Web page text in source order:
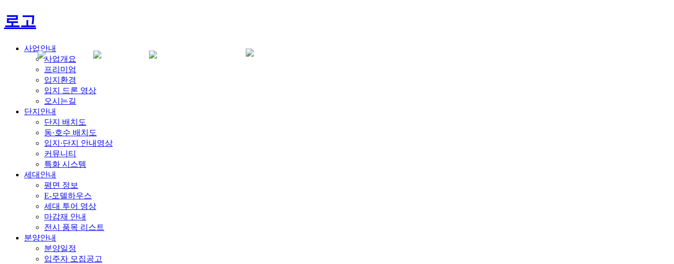
로고
사업안내
사업개요
프리미엄
입지환경
입지 드론 영상
오시는길
단지안내
단지 배치도
동·호수 배치도
입지·단지 안내영상
커뮤니티
특화 시스템
세대안내
평면 정보
E-모델하우스
세대 투어 영상
마감재 안내
전시 품목 리스트
분양안내
분양일정
입주자 모집공고